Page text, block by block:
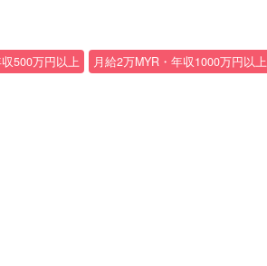
500万円以上 月給2万MYR・年収1000万円以上